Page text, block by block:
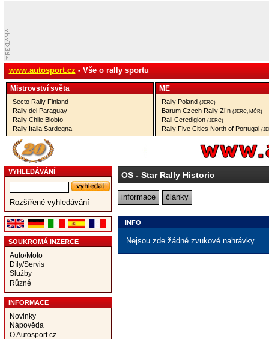
www.autosport.cz - Vše o rally sportu
Mistrovství­ světa
Secto Rally Finland
Rally del Paraguay
Rally Chile Biobío
Rally Italia Sardegna
ME
Rally Poland (JERC)
Barum Czech Rally Zlín (JERC, MČR)
Rali Ceredigion (JERC)
Rally Five Cities North of Portugal
VYHLEDÁVÁNÍ
Rozšířené vyhledávání
SOUKROMÁ INZERCE
Auto/Moto
Díly/Servis
Služby
Různé
INFORMACE
Novinky
Nápověda
O Autosport.cz
OS- Star Rally Historic
informace články
INFO
Nejsou zde žádné zvukové nahrávky.